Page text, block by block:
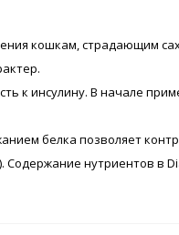
кошкам, страдающим
к инсулину. В начале
белка позволяет
нутриентов в